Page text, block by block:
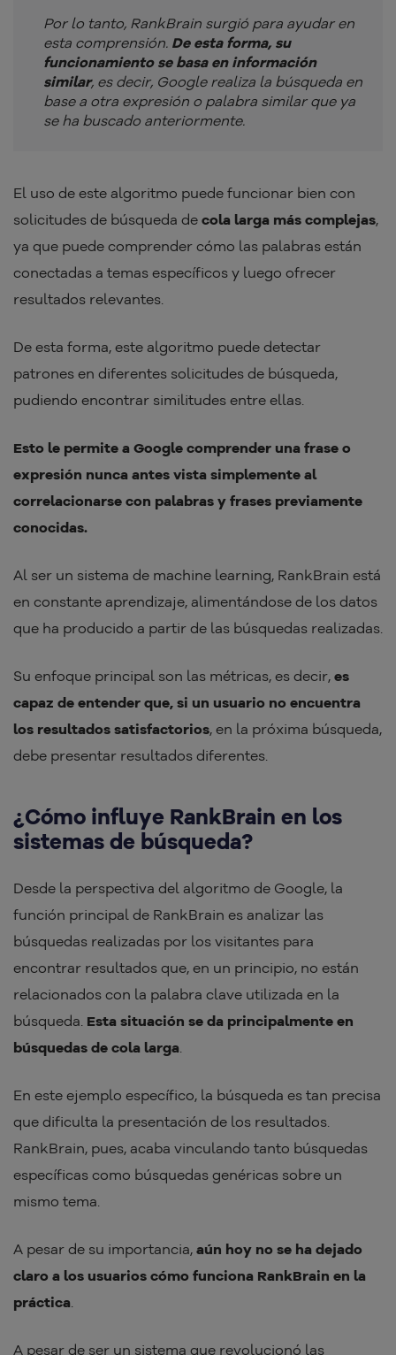
Por lo tanto, RankBrain surgió para ayudar en
esta comprensión. De esta forma, su
funcionamiento se basa en información
similar, es decir, Google realiza la búsqueda en
base a otra expresión o palabra similar que ya
se ha buscado anteriormente.
El uso de este algoritmo puede funcionar bien con
solicitudes de búsqueda de cola larga más complejas,
ya que puede comprender cómo las palabras están
conectadas a temas específicos y luego ofrecer
resultados relevantes.
De esta forma, este algoritmo puede detectar
patrones en diferentes solicitudes de búsqueda,
pudiendo encontrar similitudes entre ellas.
Esto le permite a Google comprender una frase o
expresión nunca antes vista simplemente al
correlacionarse con palabras y frases previamente
conocidas.
Al ser un sistema de machine learning, RankBrain está
en constante aprendizaje, alimentándose de los datos
que ha producido a partir de las búsquedas realizadas.
Su enfoque principal son las métricas, es decir, es
capaz de entender que, si un usuario no encuentra
los resultados satisfactorios, en la próxima búsqueda,
debe presentar resultados diferentes.
¿Cómo influye RankBrain en los
sistemas de búsqueda?
Desde la perspectiva del algoritmo de Google, la
función principal de RankBrain es analizar las
búsquedas realizadas por los visitantes para
encontrar resultados que, en un principio, no están
relacionados con la palabra clave utilizada en la
búsqueda. Esta situación se da principalmente en
búsquedas de cola larga
En este ejemplo específico, la búsqueda es tan precisa
que dificulta la presentación de los resultados.
RankBrain, pues, acaba vinculando tanto búsquedas
específicas como búsquedas genéricas sobre un
mismo tema.
A pesar de su importancia, aún hoy no se ha dejado
claro a los usuarios cómo funciona RankBrain en la
práctica
A pesar de ser un sistema que revolucionó las